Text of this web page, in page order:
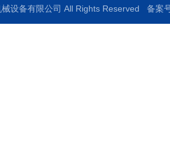
设备有限公司 All Rights Reserved 备案